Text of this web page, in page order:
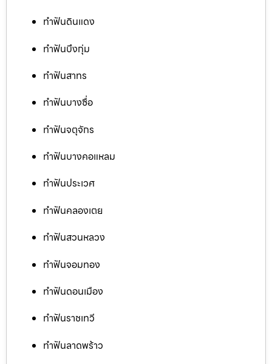
ทำฟันดินแดง
ทำฟันบึงกุ่ม
ทำฟันสาทร
ทำฟันบางซื่อ
ทำฟันจตุจักร
ทำฟันบางคอแหลม
ทำฟันประเวศ
ทำฟันคลองเตย
ทำฟันสวนหลวง
ทำฟันจอมทอง
ทำฟันดอนเมือง
ทำฟันราชเทวี
ทำฟันลาดพร้าว